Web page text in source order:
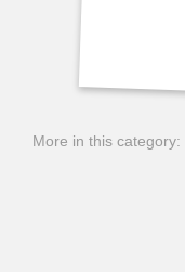
More in this category: